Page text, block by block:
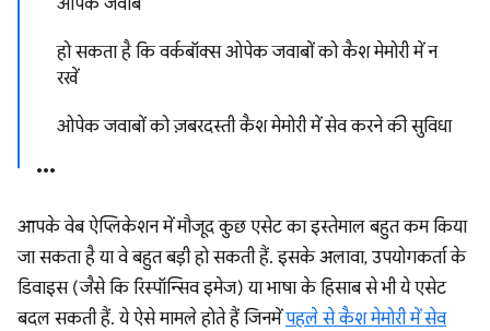
ओपेक जवाब
हो सकता है कि वर्कबॉक्स ओपेक जवाबों को कैश मेमोरी में न
रखें
ओपेक जवाबों को ज़बरदस्ती कैश मेमोरी में सेव करने की सुविधा
आपके वेब ऐप्लिकेशन में मौजूद कुछ एसेट का इस्तेमाल बहुत कम किया
जा सकता है या वे बहुत बड़ी हो सकती हैं. इसके अलावा, उपयोगकर्ता के
डिवाइस (जैसे कि रिस्पॉन्सिव इमेज) या भाषा के हिसाब से भी ये एसेट
बदल सकती हैं. ये ऐसे मामले होते हैं जिनमेंपहले से कैश मेमोरी में सेव